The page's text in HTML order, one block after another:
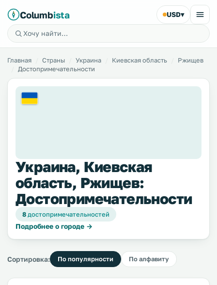
Columbista USD▾
Главная Страны Украина Киевская область
Ржищев
Достопримечательности
Украина, Киевская
область, Ржищев:
Достопримечательности
8достопримечательностей
Подробнее о городе →
Сортировка: По популярности По алфавиту